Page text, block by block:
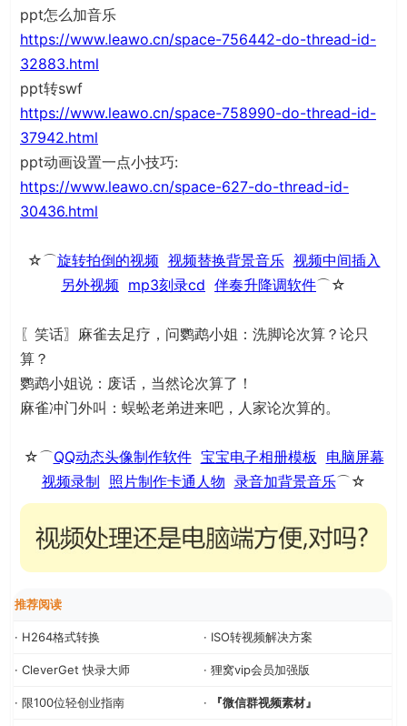
ppt怎么加音乐
https://www.leawo.cn/space-756442-do-thread-id-
32883.html
ppt转swf
https://www.leawo.cn/space-758990-do-thread-id-
37942.html
ppt动画设置一点小技巧:
https://www.leawo.cn/space-627-do-thread-id-
30436.html
☆⌒旋转拍倒的视频 视频替换背景音乐 视频中间插入
另外视频 mp3刻录cd 伴奏升降调软件⌒☆
〖笑话〗麻雀去足疗，问鹦鹉小姐：洗脚论次算？论只
算？
鹦鹉小姐说：废话，当然论次算了！
麻雀冲门外叫：蜈蚣老弟进来吧，人家论次算的。
☆⌒QQ动态头像制作软件 宝宝电子相册模板
电脑屏幕
视频录制 照片制作卡通人物 录音加背景音乐⌒☆
推荐阅读
· H264格式转换 · ISO转视频解决方案
· CleverGet 快录大师 · 狸窝vip会员加强版
· 限100位轻创业指南 · 『微信群视频素材』